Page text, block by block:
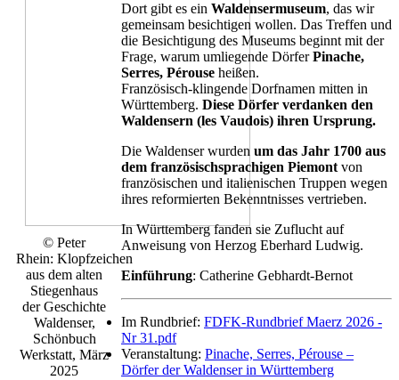
© Peter
Rhein: Klopfzeichen
aus dem alten
Stiegenhaus
der Geschichte
Waldenser,
Schönbuch
Werkstatt, März
2025
Dort gibt es ein Waldensermuseum, das wir
gemeinsam besichtigen wollen. Das Treffen und
die Besichtigung des Museums beginnt mit der
Frage, warum umliegende DörferPinache,
Serres, Pérouse heißen.
Französisch-klingende Dorfnamen mitten in
Württemberg. Diese Dörfer verdanken den
Waldensern (les Vaudois) ihren Ursprung.
Die Waldenser wurden um das Jahr 1700 aus
dem französischsprachigen Piemont von
französischen und italienischen Truppen wegen
ihres reformierten Bekenntnisses vertrieben.
In Württemberg fanden sie Zuflucht auf
Anweisung von Herzog Eberhard Ludwig.
Einführung: Catherine Gebhardt-Bernot
Im Rundbrief: FDFK-Rundbrief Maerz 2026 -
Nr 31.pdf
Veranstaltung: Pinache, Serres, Pérouse –
Dörfer der Waldenser in Württemberg